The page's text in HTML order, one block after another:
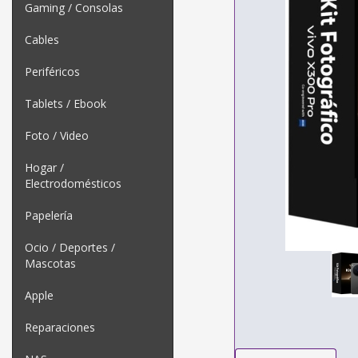
Gaming / Consolas
Cables
Periféricos
Tablets / Ebook
Foto / Video
Hogar /
Electrodomésticos
Papelería
Ocio / Deportes /
Mascotas
Apple
Reparaciones